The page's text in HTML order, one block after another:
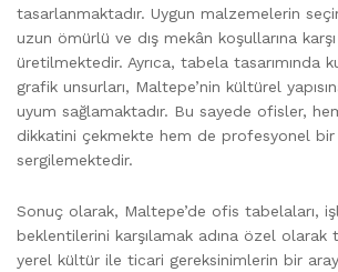
tasarlanmaktadır. Uygun malzemelerin
uzun ömürlü ve dış mekân koşullarına
üretilmektedir. Ayrıca, tabela tasarımında
grafik unsurları, Maltepe’nin kültürel
uyum sağlamaktadır. Bu sayede ofisler,
dikkatini çekmekte hem de profesyonel bir
sergilemektedir.
Sonuç olarak, Maltepe’de ofis tabelaları,
beklentilerini karşılamak adına özel olarak
yerel kültür ile ticari gereksinimlerin bir